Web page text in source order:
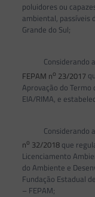
poluidores ou
ambiental, passíveis
Grande do Sul;
Considerando a
FEPAM no 23/2017
Aprovação do Termo
EIA/RIMA, e
Considerando a
no 32/2018que
Licenciamento
do Ambiente e
Fundação Estadual
– FEPAM;